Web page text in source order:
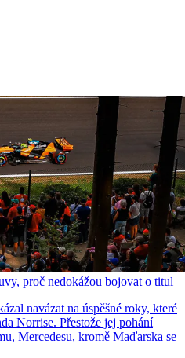
proč nedokážou bojovat o titul
navázat na úspěšné roky, které
Norrise. Přestože jej pohání
Mercedesu, kromě Maďarska se